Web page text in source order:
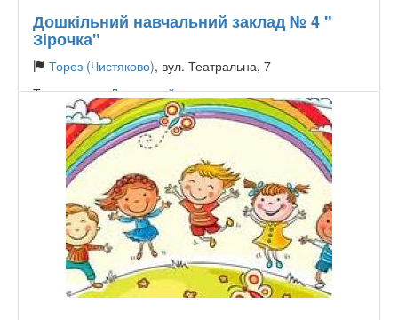
Дошкільний навчальний заклад № 4 "
Зірочка"
Торез (Чистяково), вул. Театральна, 7
Тип садочку:Державний